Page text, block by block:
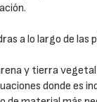
a lo largo de las
y tierra vegetal
donde es